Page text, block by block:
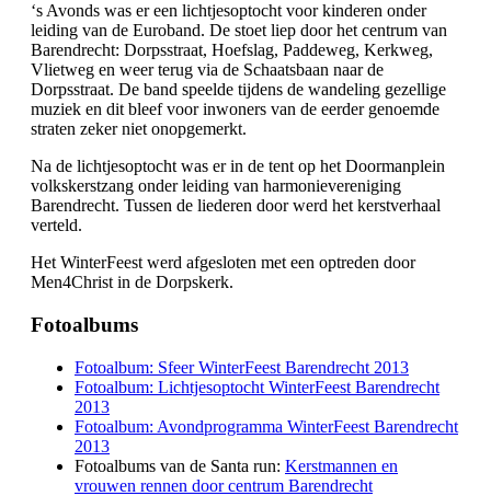
‘s Avonds was er een lichtjesoptocht voor kinderen onder
leiding van de Euroband. De stoet liep door het centrum van
Barendrecht: Dorpsstraat, Hoefslag, Paddeweg, Kerkweg,
Vlietweg en weer terug via de Schaatsbaan naar de
Dorpsstraat. De band speelde tijdens de wandeling gezellige
muziek en dit bleef voor inwoners van de eerder genoemde
straten zeker niet onopgemerkt.
Na de lichtjesoptocht was er in de tent op het Doormanplein
volkskerstzang onder leiding van harmonievereniging
Barendrecht. Tussen de liederen door werd het kerstverhaal
verteld.
Het WinterFeest werd afgesloten met een optreden door
Men4Christ in de Dorpskerk.
Fotoalbums
Fotoalbum: Sfeer WinterFeest Barendrecht 2013
Fotoalbum: Lichtjesoptocht WinterFeest Barendrecht
2013
Fotoalbum: Avondprogramma WinterFeest Barendrecht
2013
Fotoalbums van de Santa run: Kerstmannen en
vrouwen rennen door centrum Barendrecht